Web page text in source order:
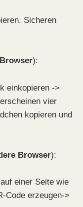
Sicheren
):
einkopieren ->
vier
kopieren und
Browser):
einer Seite wie
Code erzeugen->